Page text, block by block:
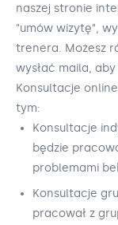
naszej stronie
"umów wizytę",
trenera. Możesz
wysłać maila,
Konsultacje
tym:
Konsultacje
będzie
problemami
Konsultacje
pracował z